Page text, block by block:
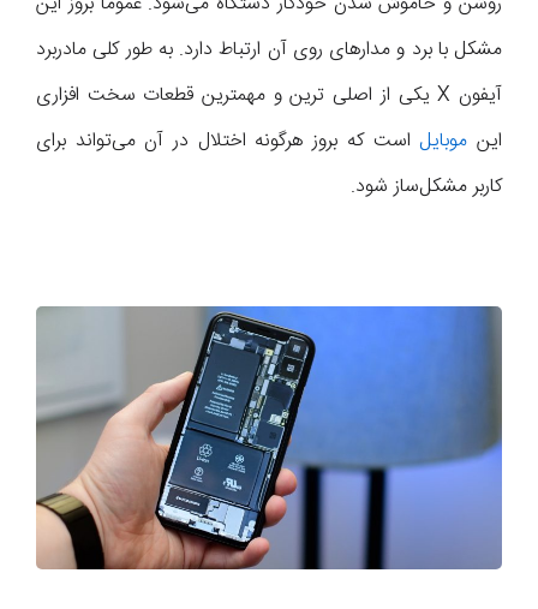
مشکل با برد و مدارهای روی آن ارتباط دارد. به طور کلی مادربرد
آیفون X یکی از اصلی ترین و مهمترین قطعات سخت افزاری
این موبایلاست که بروز هرگونه اختلال در آن می‌تواند برای
کاربر مشکل‌ساز شود.